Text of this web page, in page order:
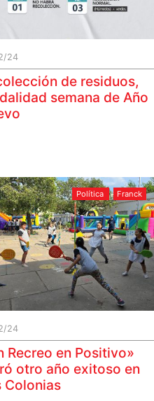
24
de residuos,
semana de Año
Política Franck
24
Recreo en Positivo»
otro año exitoso en
Colonias